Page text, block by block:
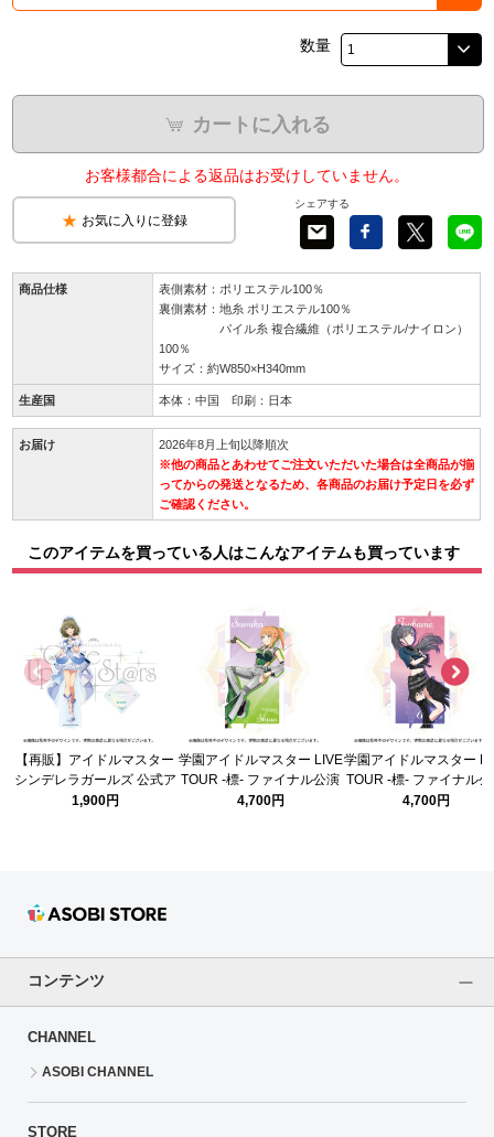
数量
カートに入れる
お客様都合による返品はお受けしていません。
お気に入りに登録
シェアする
商品仕様
表側素材：ポリエステル100％
裏側素材：地糸 ポリエステル100％
パイル糸 複合繊維（ポリエステル/ナイロン）
100％
サイズ：約W850×H340mm
生産国 本体：中国 印刷：日本
お届け
2026年8月上旬以降順次
※他の商品とあわせてご注文いただいた場合は全商品が揃
ってからの発送となるため、各商品のお届け予定日を必ず
ご確認ください。
このアイテムを買っている人はこんなアイテムも買っています
【再販】アイドルマスター
シンデレラガールズ 公式ア
クリルスタンド 高垣 楓
1,900円
学園アイドルマスター LIVE
TOUR -標- ファイナル公演
公式ビッグタオル 【紫雲 清
4,700円
学園アイドルマスター
TOUR -標- ファイナル
公式ビッグタオル 【雨
4,700円
コンテンツ
CHANNEL
ASOBI CHANNEL
STORE